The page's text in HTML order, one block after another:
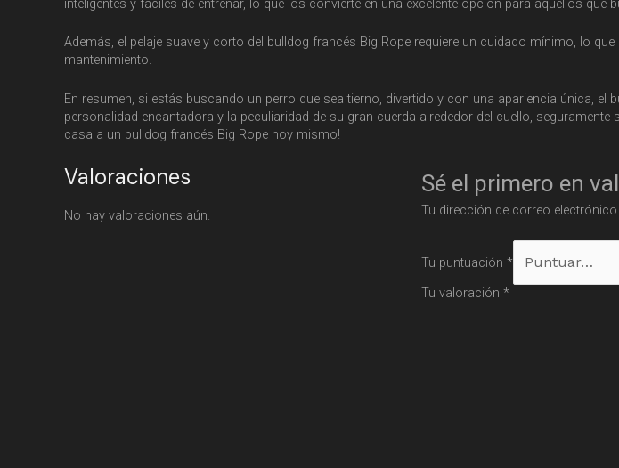
inteligentes y fáciles de entrenar, lo que los convierte en una excelente opción para aquellos que
Además, el pelaje suave y corto del bulldog francés Big Rope requiere un cuidado mínimo, lo
mantenimiento.
En resumen, si estás buscando un perro que sea tierno, divertido y con una apariencia única,
personalidad encantadora y la peculiaridad de su gran cuerda alrededor del cuello,
casa a un bulldog francés Big Rope hoy mismo!
Valoraciones
No hay valoraciones aún.
Sé el primero en
Tu dirección de correo
Tu puntuación *
Tu valoración *